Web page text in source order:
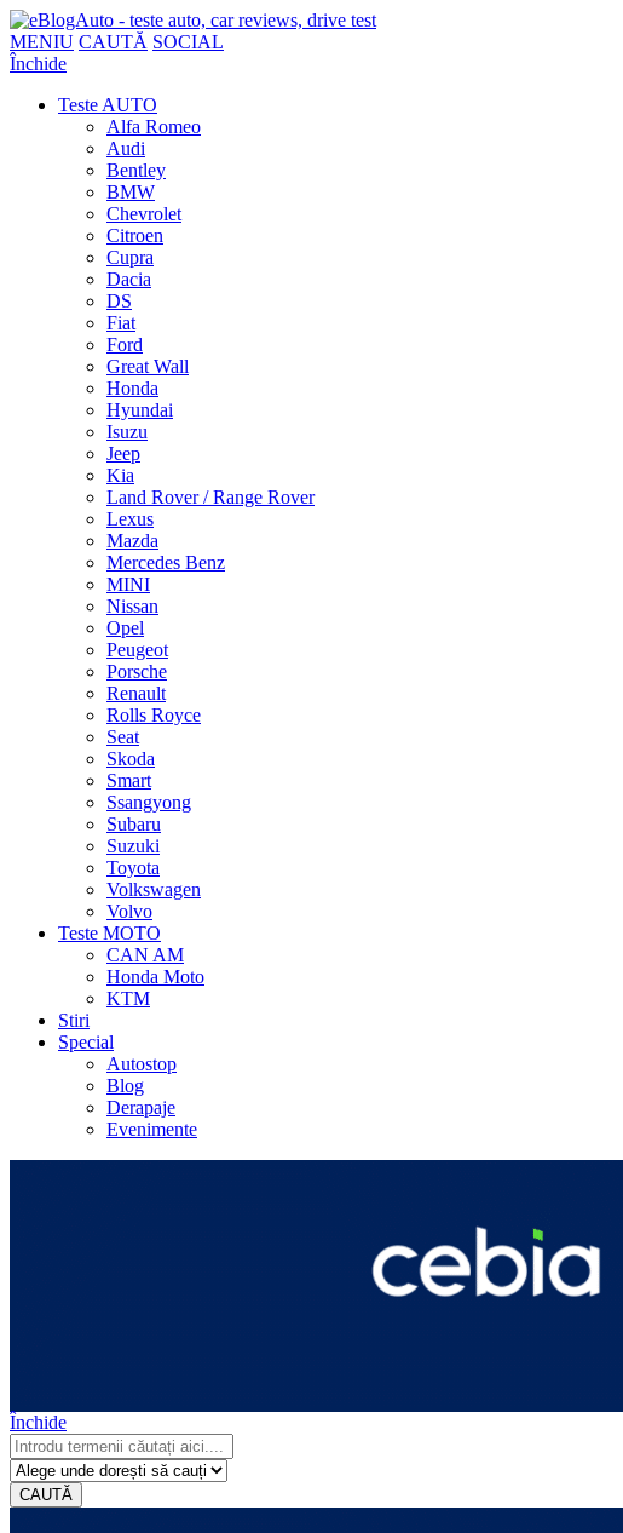
MENIU CAUTĂ SOCIAL
Închide
Teste AUTO
Alfa Romeo
Audi
Bentley
BMW
Chevrolet
Citroen
Cupra
Dacia
DS
Fiat
Ford
Great Wall
Honda
Hyundai
Isuzu
Jeep
Kia
Land Rover / Range Rover
Lexus
Mazda
Mercedes Benz
MINI
Nissan
Opel
Peugeot
Porsche
Renault
Rolls Royce
Seat
Skoda
Smart
Ssangyong
Subaru
Suzuki
Toyota
Volkswagen
Volvo
Teste MOTO
CAN AM
Honda Moto
KTM
Stiri
Special
Autostop
Blog
Derapaje
Evenimente
Închide
CAUTĂ